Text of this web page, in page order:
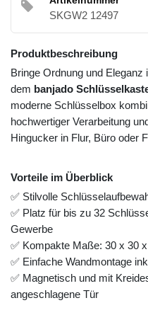
SKGW2 12497
Produktbeschreibung
Bringe Ordnung und
dem banjado
moderne Schlüsselbox
hochwertiger Verarbeitung
Hingucker in Flur, Büro oder
Vorteile im Überblick
✅ Stilvolle
✅ Platz für bis zu 32
Gewerbe
✅ Kompakte Maße: 30 x 30
✅ Einfache Wandmontage
✅ Magnetisch und mit
angeschlagene Tür